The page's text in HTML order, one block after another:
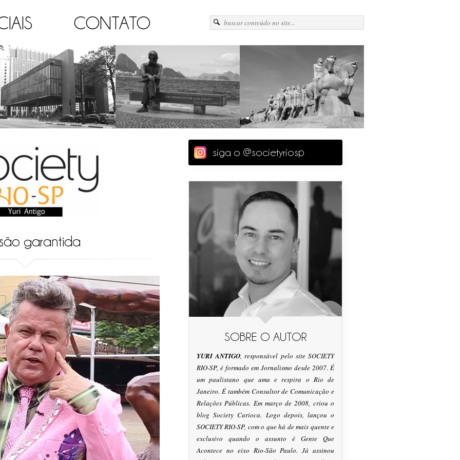
CONTATO
garantida
siga o @societyriosp
SOBRE O AUTOR
YURI ANTIGO, responsável pelo site SOCIETY
RIO-SP, é formado em Jornalismo desde 2007. É
um paulistano que ama e respira o Rio de
Janeiro. É também Consultor de Comunicação e
Relações Públicas. Em março de 2008, criou o
blog Society Carioca. Logo depois, lançou o
SOCIETY RIO-SP, com o que há de mais quente e
exclusivo quando o assunto é Gente Que
Acontece no eixo Rio-São Paulo. Já assinou